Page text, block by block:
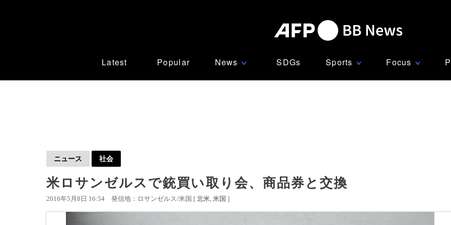
Latest Popular News ∨ SDGs Sports ∨ Focus ∨
ニュース 社会
米ロサンゼルスで銃買い取り会、商品券と交換
2016年5月8日 16:54 発信地：ロサンゼルス/米国 [ 北米 米国 ]